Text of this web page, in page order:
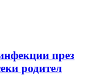
през
родител